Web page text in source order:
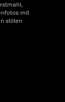
mit
stillen